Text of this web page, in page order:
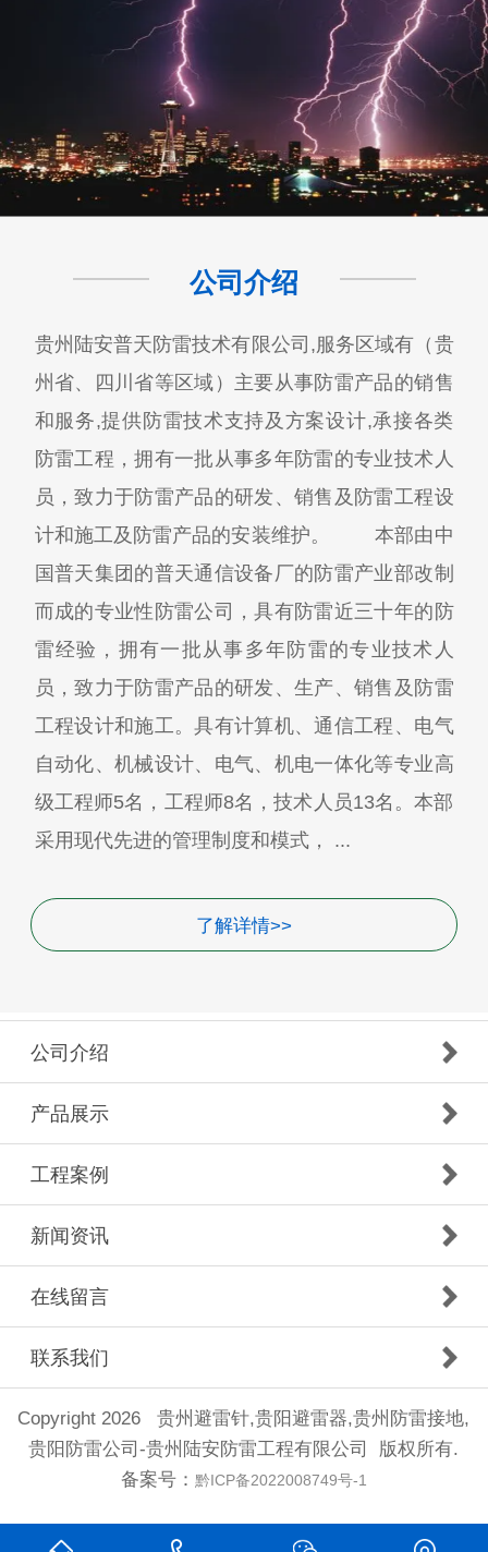
公司介绍
贵州陆安普天防雷技术有限公司,服务区域有（贵
州省、四川省等区域）主要从事防雷产品的销售
和服务,提供防雷技术支持及方案设计,承接各类
防雷工程，拥有一批从事多年防雷的专业技术人
员，致力于防雷产品的研发、销售及防雷工程设
计和施工及防雷产品的安装维护。 本部由中
国普天集团的普天通信设备厂的防雷产业部改制
而成的专业性防雷公司，具有防雷近三十年的防
雷经验，拥有一批从事多年防雷的专业技术人
员，致力于防雷产品的研发、生产、销售及防雷
工程设计和施工。具有计算机、通信工程、电气
自动化、机械设计、电气、机电一体化等专业高
级工程师5名，工程师8名，技术人员13名。本部
采用现代先进的管理制度和模式， ...
了解详情>>
公司介绍
产品展示
工程案例
新闻资讯
在线留言
联系我们
Copyright 2026 贵州避雷针,贵阳避雷器,贵州防雷接地,
贵阳防雷公司-贵州陆安防雷工程有限公司 版权所有.
备案号： 黔ICP备2022008749号-1